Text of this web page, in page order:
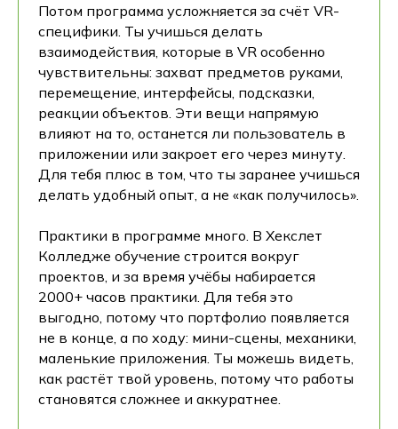
Потом программа усложняется за счёт VR-
специфики. Ты учишься делать
взаимодействия, которые в VR особенно
чувствительны: захват предметов руками,
перемещение, интерфейсы, подсказки,
реакции объектов. Эти вещи напрямую
влияют на то, останется ли пользователь в
приложении или закроет его через минуту.
Для тебя плюс в том, что ты заранее учишься
делать удобный опыт, а не «как получилось».
Практики в программе много. В Хекслет
Колледже обучение строится вокруг
проектов, и за время учёбы набирается
2000+ часов практики. Для тебя это
выгодно, потому что портфолио появляется
не в конце, а по ходу: мини-сцены, механики,
маленькие приложения. Ты можешь видеть,
как растёт твой уровень, потому что работы
становятся сложнее и аккуратнее.